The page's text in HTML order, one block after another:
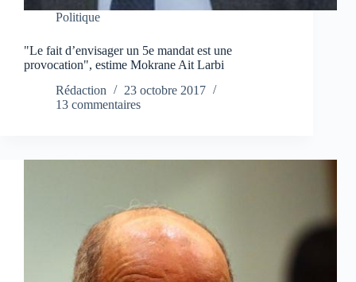
Politique
"Le fait d’envisager un 5e mandat est une
provocation", estime Mokrane Ait Larbi
Rédaction
23 octobre 2017
13 commentaires